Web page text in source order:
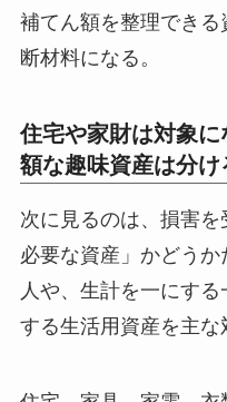
補てん額を整理できる
断材料になる。
住宅や家財は対象
額な趣味資産は分け
次に見るのは、損害
必要な資産」かどう
人や、生計を一にす
する生活用資産を主な